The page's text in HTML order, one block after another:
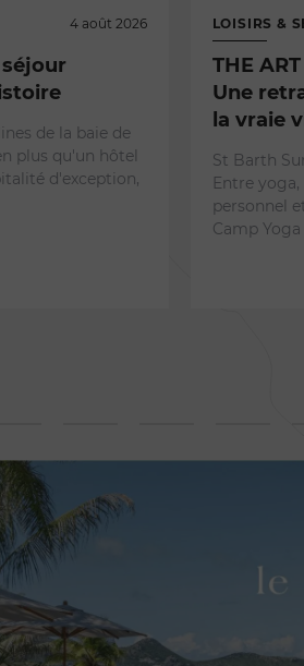
4 août 2026
séjour
de la baie de
plus qu'un hôtel
d'exception,
LOISIRS &
THE
Une
la vraie
St Barth
Entre
personnel
Camp